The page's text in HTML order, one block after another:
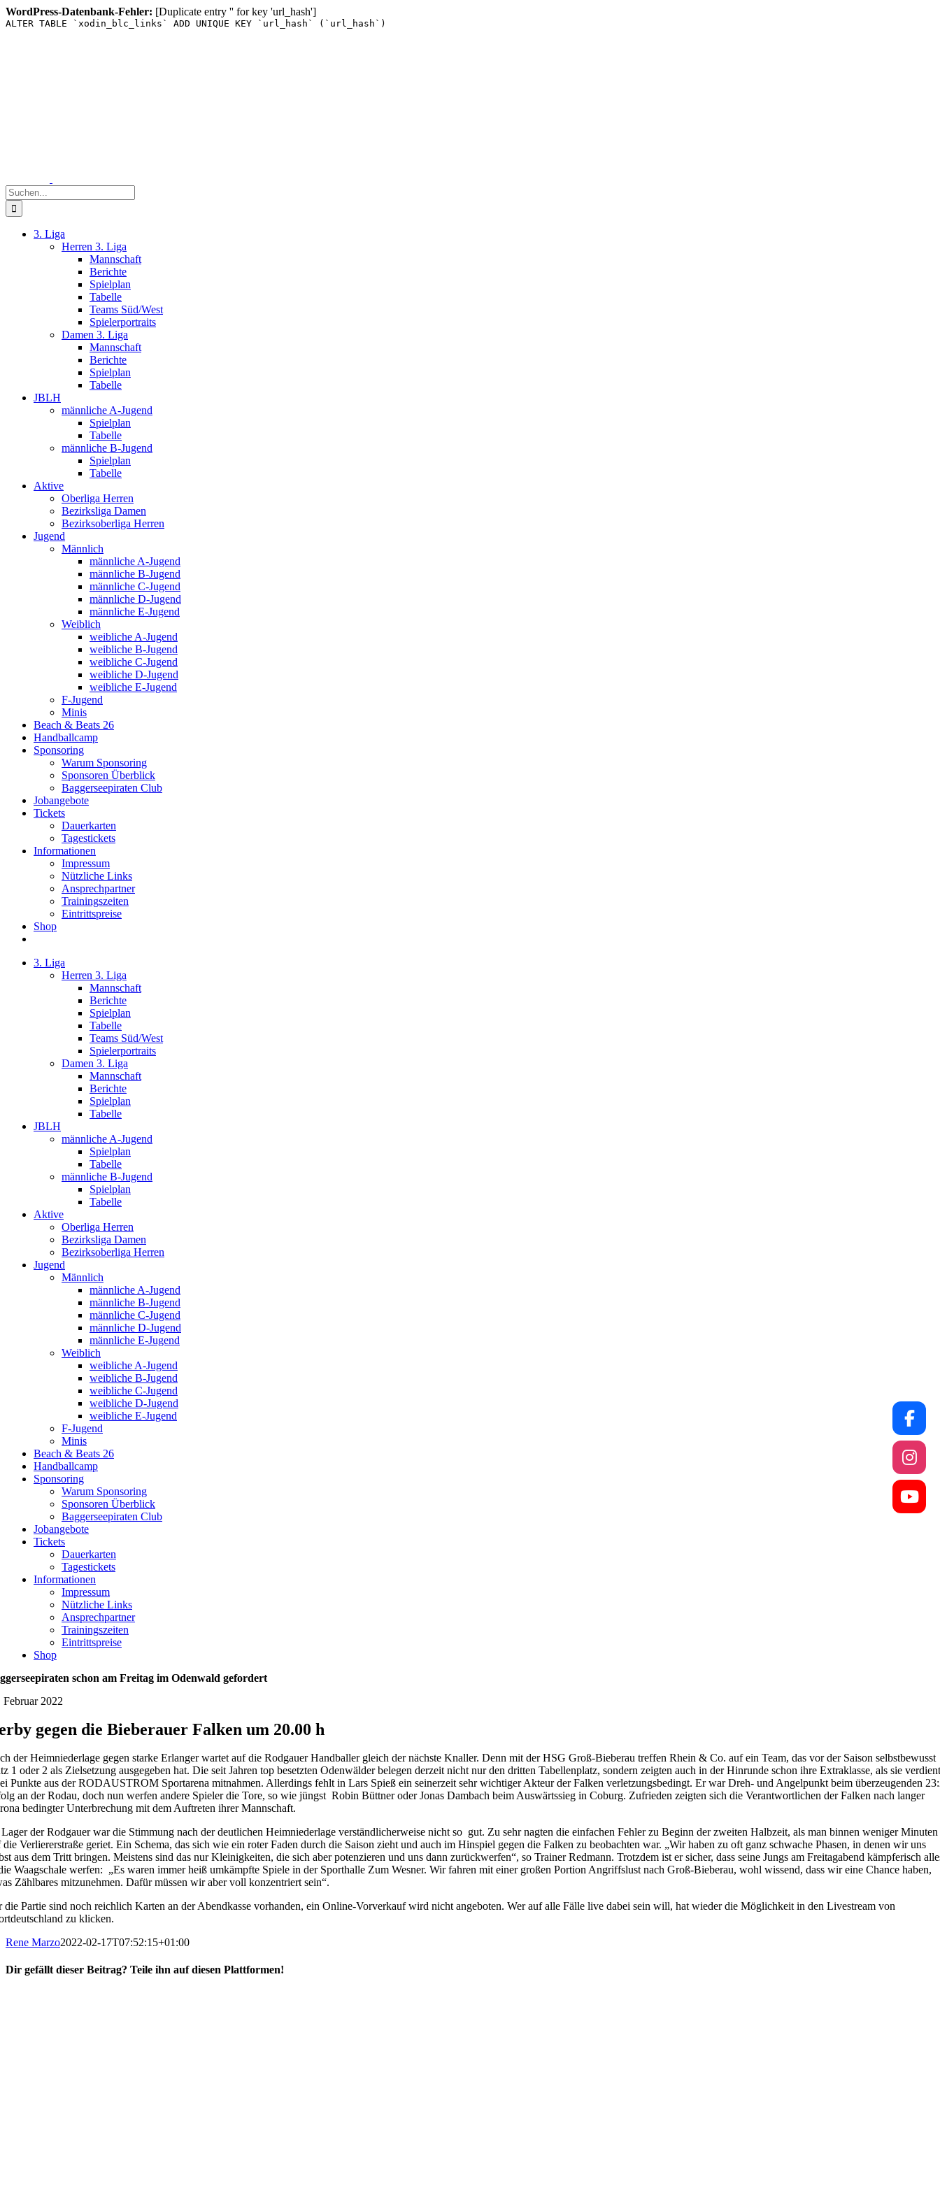
WordPress-Datenbank-Fehler: [Duplicate entry '' for key 'url_hash']
ALTER TABLE `xodin_blc_links` ADD UNIQUE KEY `url_hash` (`url_hash`)
Suche
nach:
3. Liga
Herren 3. Liga
Mannschaft
Berichte
Spielplan
Tabelle
Teams Süd/West
Spielerportraits
Damen 3. Liga
Mannschaft
Berichte
Spielplan
Tabelle
JBLH
männliche A-Jugend
Spielplan
Tabelle
männliche B-Jugend
Spielplan
Tabelle
Aktive
Oberliga Herren
Bezirksliga Damen
Bezirksoberliga Herren
Jugend
Männlich
männliche A-Jugend
männliche B-Jugend
männliche C-Jugend
männliche D-Jugend
männliche E-Jugend
Weiblich
weibliche A-Jugend
weibliche B-Jugend
weibliche C-Jugend
weibliche D-Jugend
weibliche E-Jugend
F-Jugend
Minis
Beach & Beats 26
Handballcamp
Sponsoring
Warum Sponsoring
Sponsoren Überblick
Baggerseepiraten Club
Jobangebote
Tickets
Dauerkarten
Tagestickets
Informationen
Impressum
Nützliche Links
Ansprechpartner
Trainingszeiten
Eintrittspreise
Shop
3. Liga
Herren 3. Liga
Mannschaft
Berichte
Spielplan
Tabelle
Teams Süd/West
Spielerportraits
Damen 3. Liga
Mannschaft
Berichte
Spielplan
Tabelle
JBLH
männliche A-Jugend
Spielplan
Tabelle
männliche B-Jugend
Spielplan
Tabelle
Aktive
Oberliga Herren
Bezirksliga Damen
Bezirksoberliga Herren
Jugend
Männlich
männliche A-Jugend
männliche B-Jugend
männliche C-Jugend
männliche D-Jugend
männliche E-Jugend
Weiblich
weibliche A-Jugend
weibliche B-Jugend
weibliche C-Jugend
weibliche D-Jugend
weibliche E-Jugend
F-Jugend
Minis
Beach & Beats 26
Handballcamp
Sponsoring
Warum Sponsoring
Sponsoren Überblick
Baggerseepiraten Club
Jobangebote
Tickets
Dauerkarten
Tagestickets
Informationen
Impressum
Nützliche Links
Ansprechpartner
Trainingszeiten
Eintrittspreise
Shop
schon am Freitag im Odenwald gefordert
Februar 2022
gegen die Bieberauer Falken um 20.00 h
der Heimniederlage gegen starke Erlanger wartet auf die Rodgauer Handballer gleich der nächste Knaller. Denn mit der HSG Groß-Bieberau treffen Rhein & Co. auf ein Team, das vor der Saison selbstbewusst
1 oder 2 als Zielsetzung ausgegeben hat. Die seit Jahren top besetzten Odenwälder belegen derzeit nicht nur den dritten Tabellenplatz, sondern zeigten auch in der Hinrunde schon ihre Extraklasse, als sie
Punkte aus der RODAUSTROM Sportarena mitnahmen. Allerdings fehlt in Lars Spieß ein seinerzeit sehr wichtiger Akteur der Falken verletzungsbedingt. Er war Dreh- und Angelpunkt beim überzeugenden
an der Rodau, doch nun werfen andere Spieler die Tore, so wie jüngst Robin Büttner oder Jonas Dambach beim Auswärtssieg in Coburg. Zufrieden zeigten sich die Verantwortlichen der Falken nach langer
bedingter Unterbrechung mit dem Auftreten ihrer Mannschaft.
der Rodgauer war die Stimmung nach der deutlichen Heimniederlage verständlicherweise nicht so gut. Zu sehr nagten die einfachen Fehler zu Beginn der zweiten Halbzeit, als man binnen weniger Minuten
die Verliererstraße geriet. Ein Schema, das sich wie ein roter Faden durch die Saison zieht und auch im Hinspiel gegen die Falken zu beobachten war. „Wir haben zu oft ganz schwache Phasen, in denen wir uns
aus dem Tritt bringen. Meistens sind das nur Kleinigkeiten, die sich aber potenzieren und uns dann zurückwerfen“, so Trainer Redmann. Trotzdem ist er sicher, dass seine Jungs am Freitagabend kämpferisch
Waagschale werfen: „Es waren immer heiß umkämpfte Spiele in der Sporthalle Zum Wesner. Wir fahren mit einer großen Portion Angriffslust nach Groß-Bieberau, wohl wissend, dass wir eine Chance haben,
Zählbares mitzunehmen. Dafür müssen wir aber voll konzentriert sein“.
die Partie sind noch reichlich Karten an der Abendkasse vorhanden, ein Online-Vorverkauf wird nicht angeboten. Wer auf alle Fälle live dabei sein will, hat wieder die Möglichkeit in den Livestream von
zu klicken.
Rene Marzo2022-02-17T07:52:15+01:00
Dir gefällt dieser Beitrag? Teile ihn auf diesen Plattformen!